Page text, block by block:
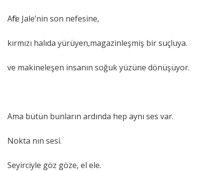
Afife Jale’nin son nefesine,
kırmızı halıda yürüyen,magazinleşmiş bir suçluya.
ve makineleşen insanın soğuk yüzüne dönüşüyor.
Ama bütün bunların ardında hep aynı ses var.
Nokta nın sesi.
Seyirciyle göz göze, el ele.